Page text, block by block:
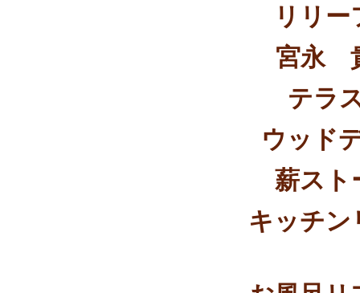
リリ
宮永
テラ
ウッド
薪スト
キッチン